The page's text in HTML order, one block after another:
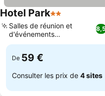
Hotel Park2 Étoiles
Salles de réunion et
d'événements
polyvalentes
De 59 €
Consulter les prix de 4 sites